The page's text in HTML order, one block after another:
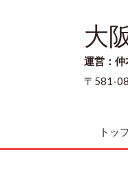
大
運営：
〒581-
トッ